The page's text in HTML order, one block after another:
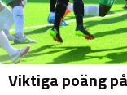
Viktiga poäng